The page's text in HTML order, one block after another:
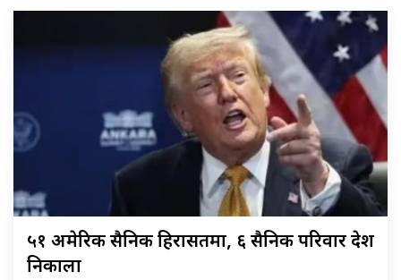
५१ अमेरिकी सैनिक हिरासतमा, ६ सैनिक परिवार देश
निकाला